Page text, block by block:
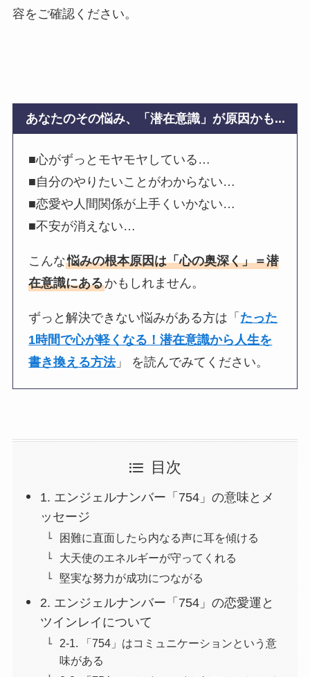
容をご確認ください。
あなたのその悩み、「潜在意識」が原因かも...
■心がずっとモヤモヤしている…
■自分のやりたいことがわからない…
■恋愛や人間関係が上手くいかない…
■不安が消えない…
こんな悩みの根本原因は「心の奥深く」＝潜
在意識にあるかもしれません。
ずっと解決できない悩みがある方は「 たった
1時間で心が軽くなる！潜在意識から人生を
書き換える方法」 を読んでみてください。
目次
1. エンジェルナンバー「754」の意味とメ
ッセージ
困難に直面したら内なる声に耳を傾ける
大天使のエネルギーが守ってくれる
堅実な努力が成功につながる
2. エンジェルナンバー「754」の恋愛運と
ツインレイについて
2-1. 「754」はコミュニケーションという意
味がある